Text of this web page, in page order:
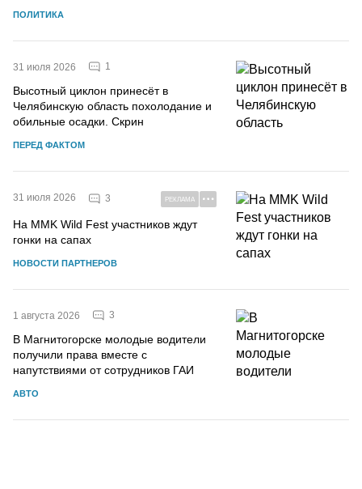
ПОЛИТИКА
31 июля 2026 1
Высотный циклон принесёт в
Челябинскую область похолодание и
обильные осадки. Скрин
ПЕРЕД ФАКТОМ
31 июля 2026 3 РЕКЛАМА
На MMK Wild Fest участников ждут
гонки на сапах
НОВОСТИ ПАРТНЕРОВ
1 августа 2026 3
В Магнитогорске молодые водители
получили права вместе с
напутствиями от сотрудников ГАИ
АВТО